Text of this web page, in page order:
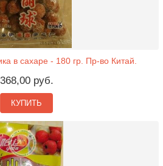
в сахаре - 180 гр. Пр-во Китай.
368,00 руб.
КУПИТЬ